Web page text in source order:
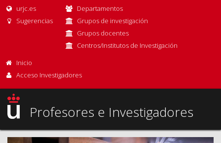
urjc.es
Sugerencias
Departamentos
Grupos de investigación
Grupos docentes
Centros/Institutos de Investigación
Inicio
Acceso Investigadores
Profesores e Investigadores